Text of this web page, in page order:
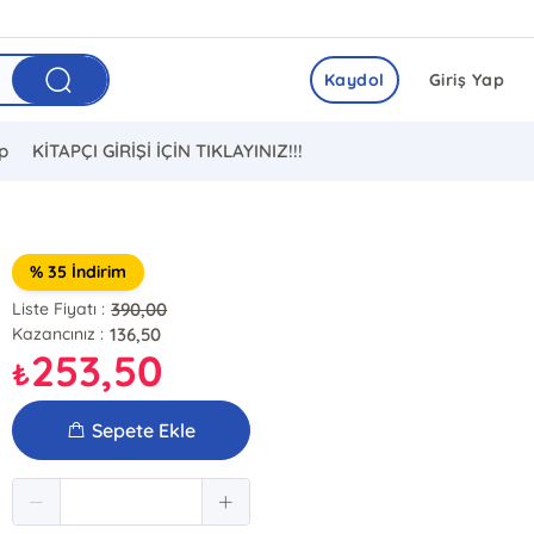
Giriş Yap
Kaydol
KİTAPÇI GİRİŞİ İÇİN TIKLAYINIZ!!!
% 35 İndirim
Liste Fiyatı : 390,00
Kazancınız : 136,50
₺253,50
Sepete Ekle